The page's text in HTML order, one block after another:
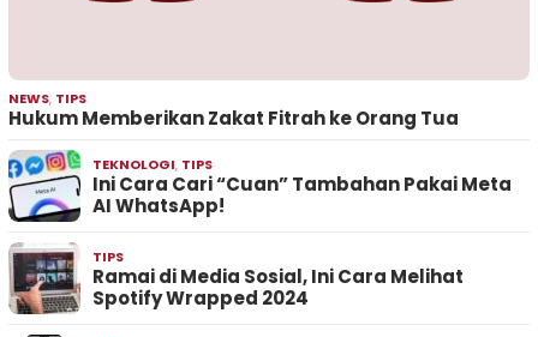
NEWS, TIPS
Hukum Memberikan Zakat Fitrah ke Orang Tua
TEKNOLOGI, TIPS
Ini Cara Cari “Cuan” Tambahan Pakai Meta
AI WhatsApp!
TIPS
Ramai di Media Sosial, Ini Cara Melihat
Spotify Wrapped 2024